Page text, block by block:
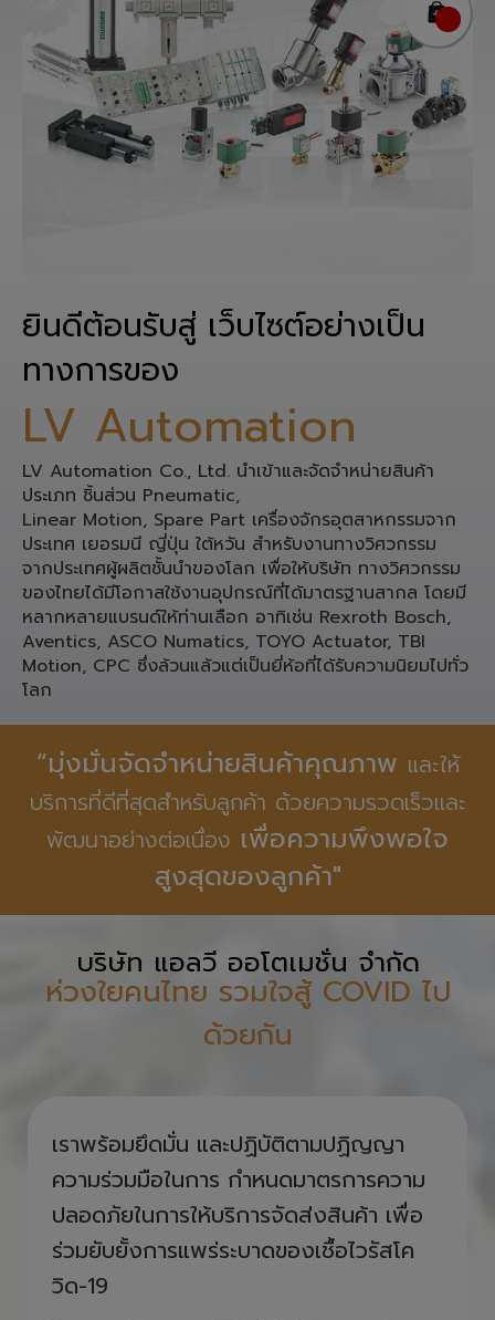
ยินดีต้อนรับสู่ เว็บไซต์อย่างเป็น
ทางการของ
LV Automation
LV Automation Co., Ltd. นำเข้าและจัดจำหน่ายสินค้า
ประเภท ชิ้นส่วน Pneumatic,
Linear Motion, Spare Part เครื่องจักรอุตสาหกรรมจาก
ประเทศ เยอรมนี ญี่ปุ่น ใต้หวัน สำหรับงานทางวิศวกรรม
จากประเทศผู้ผลิตชั้นนำของโลก เพื่อให้บริษัท ทางวิศวกรรม
ของไทยได้มีโอกาสใช้งานอุปกรณ์ที่ได้มาตรฐานสากล โดยมี
หลากหลายแบรนด์ให้ท่านเลือก อาทิเช่น Rexroth Bosch,
Aventics, ASCO Numatics, TOYO Actuator, TBI
Motion, CPC ซึ่งล้วนแล้วแต่เป็นยี่ห้อที่ได้รับความนิยมไปทั่ว
โลก
“มุ่งมั่นจัดจำหน่ายสินค้าคุณภาพ และให้
บริการที่ดีที่สุดสำหรับลูกค้า ด้วยความรวดเร็วและ
พัฒนาอย่างต่อเนื่อง เพื่อความพึงพอใจ
สูงสุดของลูกค้า"
บริษัท แอลวี ออโตเมชั่น จำกัด
ห่วงใยคนไทย รวมใจสู้ COVID ไป
ด้วยกัน
เราพร้อมยึดมั่น และปฏิบัติตามปฏิญญา
ความร่วมมือในการ กำหนดมาตรการความ
ปลอดภัยในการให้บริการจัดส่งสินค้า เพื่อ
ร่วมยับยั้งการแพร่ระบาดของเชื้อไวรัสโค
วิด-19